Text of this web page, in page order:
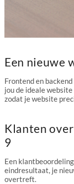
Een nieuwe
Frontend en
jou de ideale
zodat je website
Klanten
9
Een
eindresultaat, je
overtreft.